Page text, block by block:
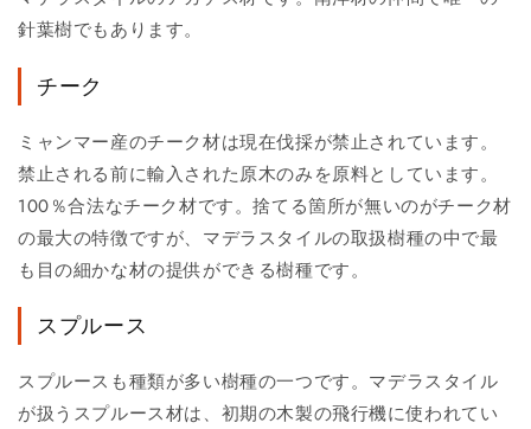
針葉樹でもあります。
チーク
ミャンマー産のチーク材は現在伐採が禁止されています。
禁止される前に輸入された原木のみを原料としています。
100％合法なチーク材です。捨てる箇所が無いのがチーク材
の最大の特徴ですが、マデラスタイルの取扱樹種の中で最
も目の細かな材の提供ができる樹種です。
スプルース
スプルースも種類が多い樹種の一つです。マデラスタイル
が扱うスプルース材は、初期の木製の飛行機に使われてい